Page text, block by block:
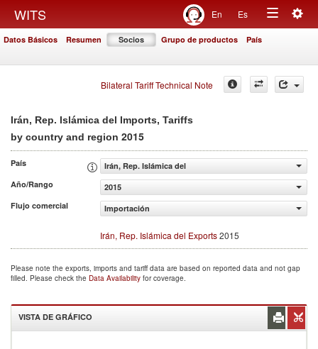
WITS En Es
Toggle
Datos Básicos Resumen Socios Grupo de productos País
Bilateral Tariff Technical Note
Irán, Rep. Islámica del Imports, Tariffs
by country and region 2015
País
Irán, Rep. Islámica del
Año/Rango
2015
Flujo comercial
Importación
Irán, Rep. Islámica del Exports2015
Please note the exports, imports and tariff data are based on reported data and not gap
filled. Please check the Data Availability for coverage.
VISTA DE GRÁFICO